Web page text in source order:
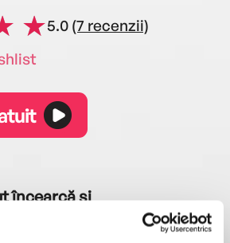
5.0 (7 recenzii)
încearcă și